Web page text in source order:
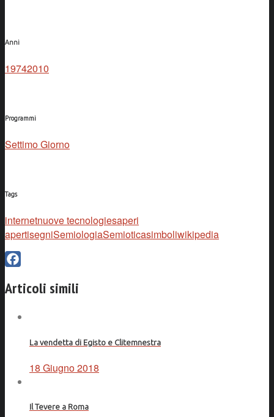
Anni
19742010
Programmi
Settimo Giorno
Tags
internetnuove tecnologiesaperi
apertisegniSemiologiaSemioticasimboliwikipedia
Articoli simili
La vendetta di Egisto e Clitemnestra
18 Giugno 2018
Il Tevere a Roma